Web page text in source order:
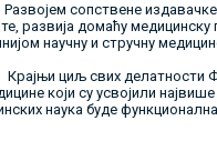
сопствене издавачке
развија домаћу
научну и стручну
циљ свих делатности
који су усвојили
наука буде